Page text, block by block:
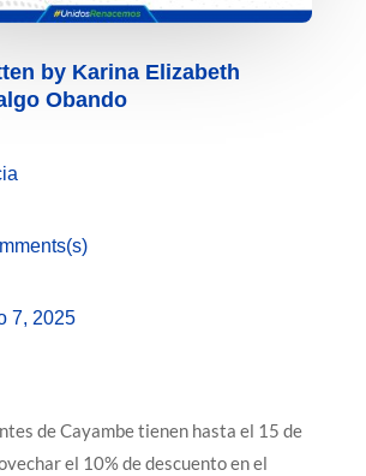
by Karina Elizabeth
Obando
7, 2025
de Cayambe tienen hasta el 15 de
el 10% de descuento en el